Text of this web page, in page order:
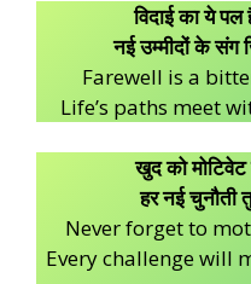
विदाई का ये
नई उम्मीदों के संग
Farewell is a
Life’s paths meet
खुद को
हर नई चुनौती
Never forget to
Every challenge will